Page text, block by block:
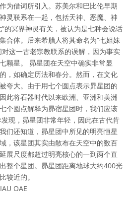
为借词所引入。苏美尔和巴比伦早期
灵联系在一起，包括天神、恶魔、神
的冥界神灵有关，被认为是七种会说话
合体。后来希腊人将其命名为“七姐妹
这一古老宗教联系的误解，因为事实
颗星。 昴星团在天空中确实非常显
，如确定历法和春分。然而，在文化
夸大。由于用七个圆点表示昴星团的
此将石器时代以来欧洲、亚洲和美洲
个圆点解释为昴宿星团时，我们应该
现，昴星团非常年轻，因此在古代肯
们还知道，昴星团中所见的明亮恒星
，该星团其实由散布在天空中的数百
展尺度都超过明亮核心的一到两个直
整个星团。昴星团距离地球大约400光
较近的。
OAE